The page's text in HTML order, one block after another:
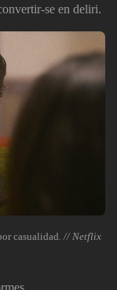
se en deliri.
casualidad. // Netflix